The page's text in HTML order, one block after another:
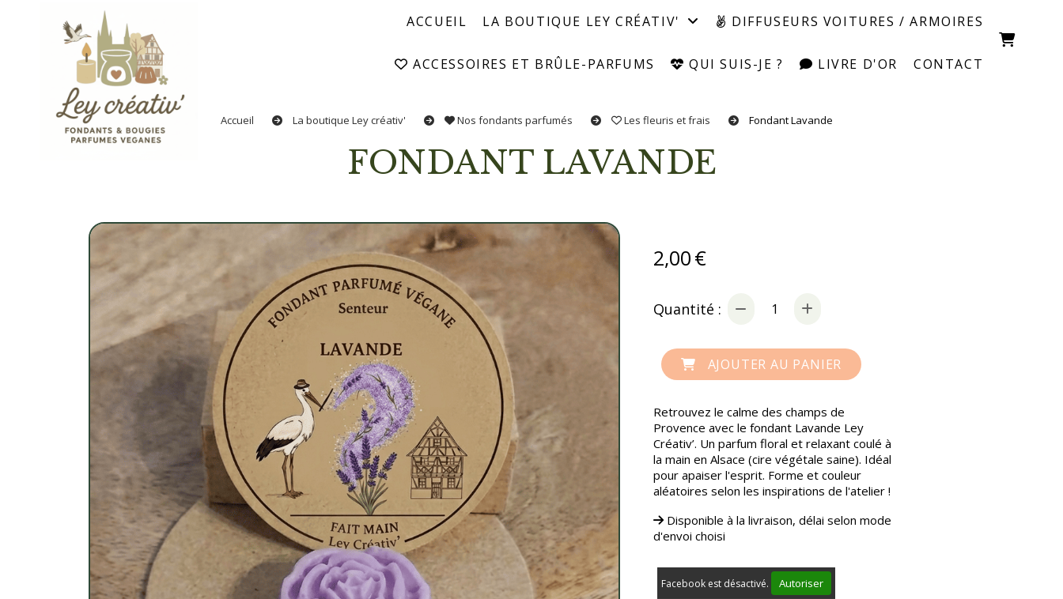
ACCUEIL LA BOUTIQUE LEY CRÉATIV' DIFFUSEURS VOITURES / ARMOIRES
ACCESSOIRES ET BRÛLE-PARFUMS QUI SUIS-JE ? LIVRE D'OR CONTACT
Accueil La boutique Ley créativ' Nos fondants parfumés Les fleuris et frais Fondant Lavande
FONDANT LAVANDE
2,00€
Quantité :
AJOUTER AU PANIER
Retrouvez le calme des champs de
Provence avec le fondant Lavande Ley
Créativ’. Un parfum floral et relaxant coulé à
la main en Alsace (cire végétale saine). Idéal
pour apaiser l'esprit. Forme et couleur
aléatoires selon les inspirations de l'atelier !
Disponible à la livraison, délai selon mode
d'envoi choisi
Facebook est désactivé. Autoriser